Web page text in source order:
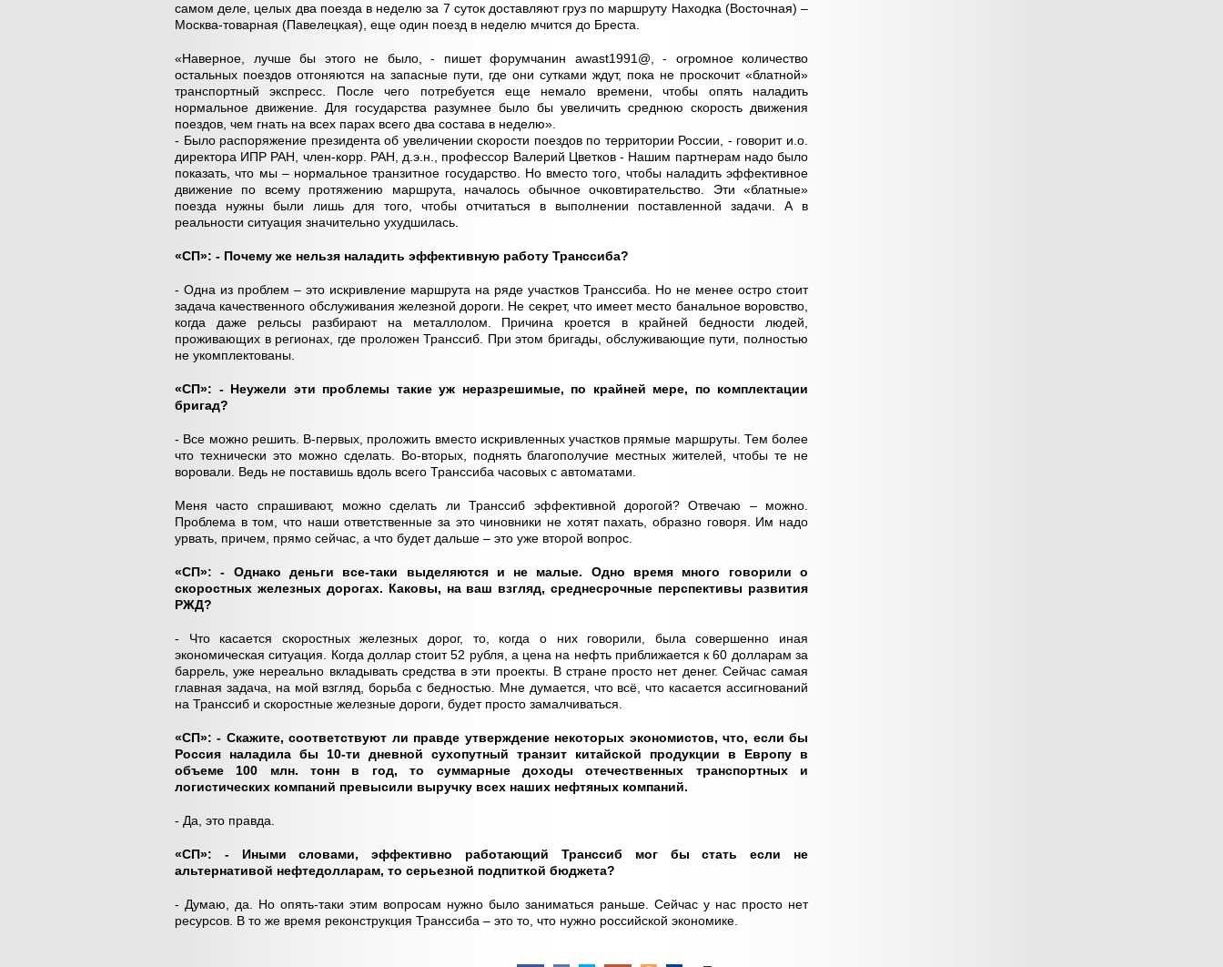
самом деле, целых два поезда в неделю за 7 суток доставляют груз по маршруту Находка (Восточная) –
Москва-товарная (Павелецкая), еще один поезд в неделю мчится до Бреста.
«Наверное, лучше бы этого не было, - пишет форумчанин awast1991@, - огромное количество
остальных поездов отгоняются на запасные пути, где они сутками ждут, пока не проскочит «блатной»
транспортный экспресс. После чего потребуется еще немало времени, чтобы опять наладить
нормальное движение. Для государства разумнее было бы увеличить среднюю скорость движения
поездов, чем гнать на всех парах всего два состава в неделю».
- Было распоряжение президента об увеличении скорости поездов по территории России, - говорит и.о.
директора ИПР РАН, член-корр. РАН, д.э.н., профессор Валерий Цветков - Нашим партнерам надо было
показать, что мы – нормальное транзитное государство. Но вместо того, чтобы наладить эффективное
движение по всему протяжению маршрута, началось обычное очковтирательство. Эти «блатные»
поезда нужны были лишь для того, чтобы отчитаться в выполнении поставленной задачи. А в
реальности ситуация значительно ухудшилась.
«СП»: - Почему же нельзя наладить эффективную работу Транссиба?
- Одна из проблем – это искривление маршрута на ряде участков Транссиба. Но не менее остро стоит
задача качественного обслуживания железной дороги. Не секрет, что имеет место банальное воровство,
когда даже рельсы разбирают на металлолом. Причина кроется в крайней бедности людей,
проживающих в регионах, где проложен Транссиб. При этом бригады, обслуживающие пути, полностью
не укомплектованы.
«СП»: - Неужели эти проблемы такие уж неразрешимые, по крайней мере, по комплектации
бригад?
- Все можно решить. В-первых, проложить вместо искривленных участков прямые маршруты. Тем более
что технически это можно сделать. Во-вторых, поднять благополучие местных жителей, чтобы те не
воровали. Ведь не поставишь вдоль всего Транссиба часовых с автоматами.
Меня часто спрашивают, можно сделать ли Транссиб эффективной дорогой? Отвечаю – можно.
Проблема в том, что наши ответственные за это чиновники не хотят пахать, образно говоря. Им надо
урвать, причем, прямо сейчас, а что будет дальше – это уже второй вопрос.
«СП»: - Однако деньги все-таки выделяются и не малые. Одно время много говорили о
скоростных железных дорогах. Каковы, на ваш взгляд, среднесрочные перспективы развития
РЖД?
- Что касается скоростных железных дорог, то, когда о них говорили, была совершенно иная
экономическая ситуация. Когда доллар стоит 52 рубля, а цена на нефть приближается к 60 долларам за
баррель, уже нереально вкладывать средства в эти проекты. В стране просто нет денег. Сейчас самая
главная задача, на мой взгляд, борьба с бедностью. Мне думается, что всё, что касается ассигнований
на Транссиб и скоростные железные дороги, будет просто замалчиваться.
«СП»: - Скажите, соответствуют ли правде утверждение некоторых экономистов, что, если бы
Россия наладила бы 10-ти дневной сухопутный транзит китайской продукции в Европу в
объеме 100 млн. тонн в год, то суммарные доходы отечественных транспортных и
логистических компаний превысили выручку всех наших нефтяных компаний.
- Да, это правда.
«СП»: - Иными словами, эффективно работающий Транссиб мог бы стать если не
альтернативой нефтедолларам, то серьезной подпиткой бюджета?
- Думаю, да. Но опять-таки этим вопросам нужно было заниматься раньше. Сейчас у нас просто нет
ресурсов. В то же время реконструкция Транссиба – это то, что нужно российской экономике.